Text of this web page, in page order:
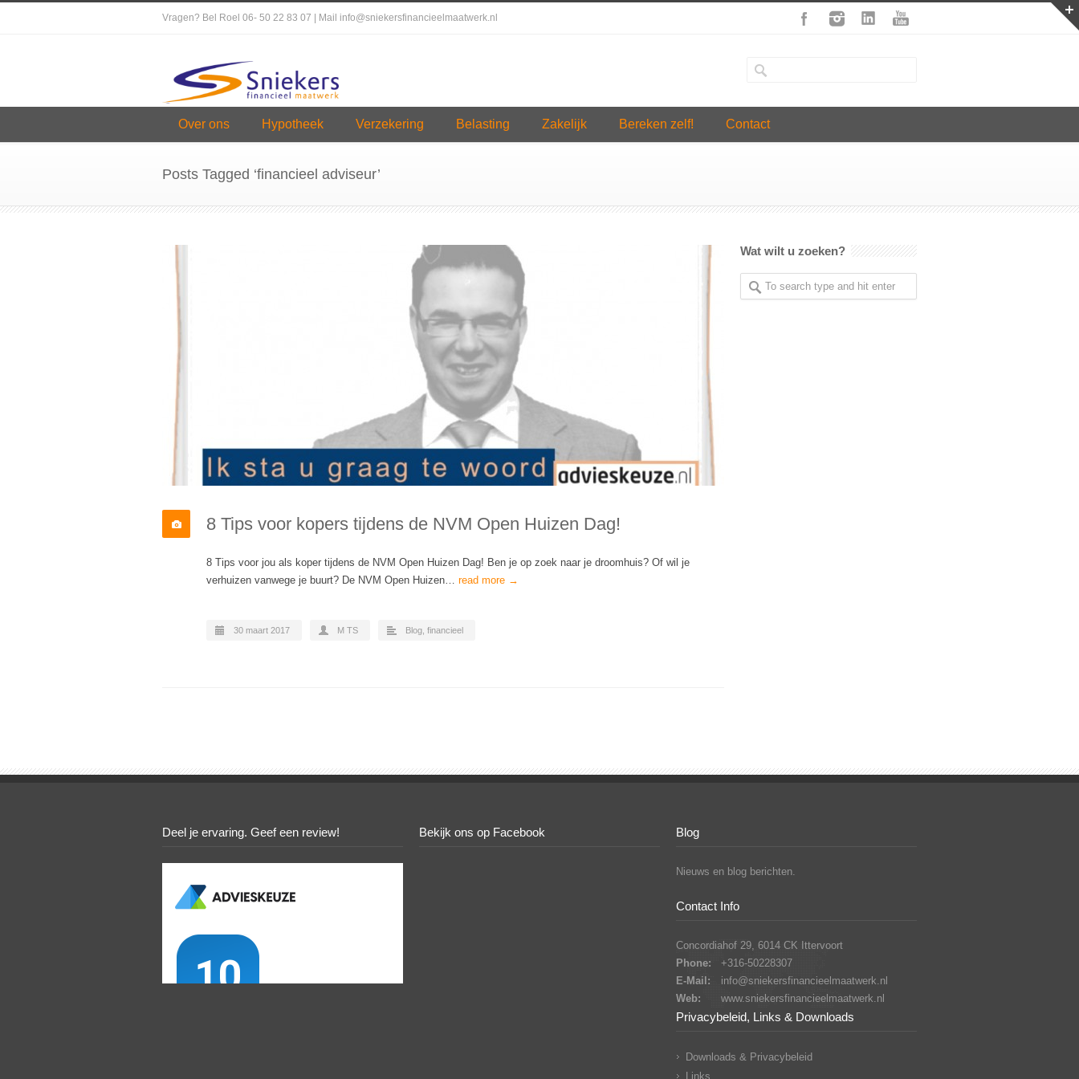
Vragen? Bel Roel 06- 50 22 83 07 | Mail info@sniekersfinancieelmaatwerk.nl
Over ons Hypotheek Verzekering Belasting Zakelijk Bereken zelf! Contact
Posts Tagged ‘financieel adviseur’
8 Tips voor kopers tijdens de NVM Open Huizen Dag!
8 Tips voor jou als koper tijdens de NVM Open Huizen Dag! Ben je op zoek naar je droomhuis? Of wil je
verhuizen vanwege je buurt? De NVM Open Huizen… read more →
30 maart 2017 M TS Blog financieel
Wat wilt u zoeken?
Deel je ervaring. Geef een review! Bekijk ons op Facebook Blog
Nieuws en blog berichten.
Contact Info
Concordiahof 29, 6014 CK Ittervoort
Phone:
+316-50228307
E-Mail:
info@sniekersfinancieelmaatwerk.nl
Web:
www.sniekersfinancieelmaatwerk.nl
Privacybeleid, Links & Downloads
Downloads & Privacybeleid
Links